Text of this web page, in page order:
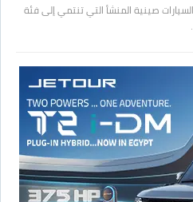
من السيارات صينية المنشأ التي تنتمي إلى فئة